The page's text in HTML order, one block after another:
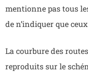
mentionne pas tous
de n’indiquer que
La courbure des
reproduits sur le